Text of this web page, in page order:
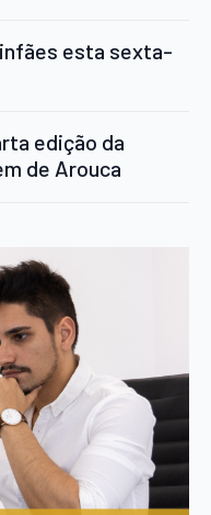
esta sexta-
edição da
de Arouca